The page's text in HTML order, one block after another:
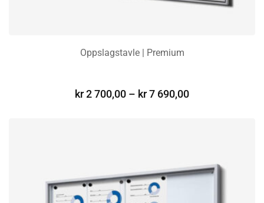
Oppslagstavle | Premium
kr2 700,00 – kr7 690,00